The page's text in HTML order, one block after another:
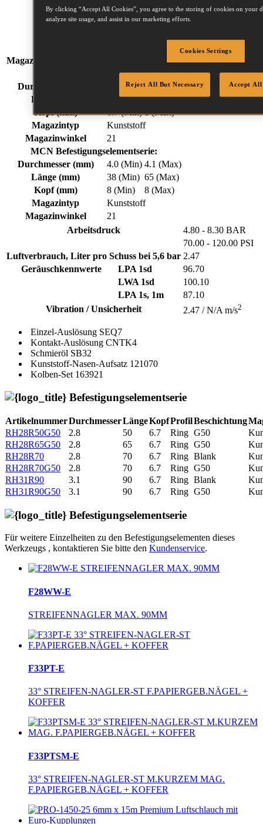
Gewicht
3.70 kg
Breite
133 mm
Magazinkapazität (Max)
PL Befestigungselementserie:
Durchmesser (mm)
2.5 (Min) 3.3 (Max)
Länge (mm)
45 (Min) 90 (Max)
Kopf (mm)
6.7 (Min) 8 (Max)
Magazintyp
Kunststoff
Magazinwinkel
21
MCN Befestigungselementserie:
Durchmesser (mm)
4.0 (Min) 4.1 (Max)
Länge (mm)
38 (Min) 65 (Max)
Kopf (mm)
8 (Min)
8 (Max)
Magazintyp
Kunststoff
Magazinwinkel
21
Arbeitsdruck
4.80 - 8.30 BAR
70.00 - 120.00 PSI
Luftverbrauch, Liter pro Schuss bei 5,6 bar 2.47
Geräuschkennwerte
LPA 1sd
96.70
LWA 1sd
100.10
LPA 1s, 1m
87.10
Vibration / Unsicherheit
2.47 / N/A m/s2
Einzel-Auslösung SEQ7
Kontakt-Auslösung CNTK4
Schmieröl SB32
Kunststoff-Nasen-Aufsatz 121070
Kolben-Set 163921
Befestigungselementserie
ArtikelnummerDurchmesserLängeKopfProfilBeschichtung
RH28R50G50
2.8 50 6.7 Ring G50
RH28R65G50
2.8 65 6.7 Ring G50
RH28R70
2.8 70 6.7 Ring Blank
RH28R70G50
2.8 70 6.7 Ring G50
RH31R90
3.1 90 6.7 Ring Blank
RH31R90G50
3.1 90 6.7 Ring G50
Befestigungselementserie
Für weitere Einzelheiten zu den Befestigungselementen dieses
Werkzeugs , kontaktieren Sie bitte den Kundenservice.
F28WW-E
STREIFENNAGLER MAX. 90MM
F33PT-E
33° STREIFEN-NAGLER-ST F.PAPIERGEB.NÄGEL +
KOFFER
F33PTSM-E
33° STREIFEN-NAGLER-ST M.KURZEM MAG.
F.PAPIERGEB.NÄGEL + KOFFER
By clicking “Accept All Cookies”, you agree to the storing of cookies on your
analyze site usage, and assist in our marketing efforts.
Cookies Settings
Reject All But Necessary Accept All